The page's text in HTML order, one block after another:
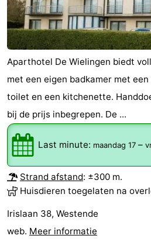
Steden
Sporten
-
Zwembaden
Fietsen
-
Wandelen
-
Paardrijden
Golfbanen
-
en
Evenementen
Aparthotel De Wielingen biedt
met een eigen badkamer met
toilet en een kitchenette.
bij de prijs inbegrepen. De ...
Last minute: maandag 17 –
Strand afstand: ±300 m.
Huisdieren toegelaten na
Irislaan 38, Westende
web. Meer informatie